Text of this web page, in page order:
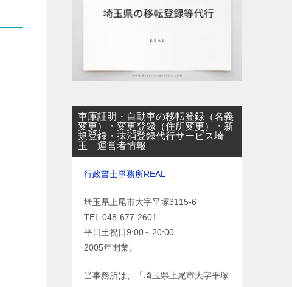
車庫証明・自動車の移転登録（名義
変更）・変更登録（住所変更）・新
規登録・抹消登録代行サービス埼
玉 運営者情報
行政書士事務所REAL
埼玉県上尾市大字平塚3115-6
TEL:048-677-2601
平日土祝日9:00～20:00
2005年開業。
当事務所は、「埼玉県上尾市大字平塚